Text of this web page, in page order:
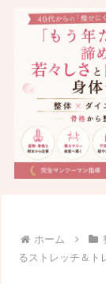
ホーム
るストレッチ＆ト